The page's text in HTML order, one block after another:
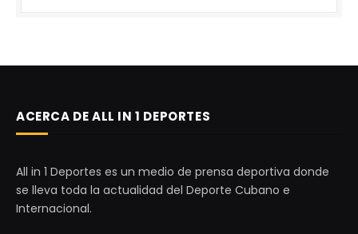
ACERCA DE ALL IN 1 DEPORTES
All in 1 Deportes es un medio de prensa deportiva donde
se lleva toda la actualidad del Deporte Cubano e
Internacional.